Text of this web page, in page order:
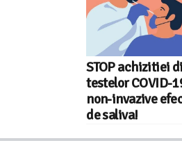
STOP achizitiei
testelor COVID-
non-invazive
de saliva!